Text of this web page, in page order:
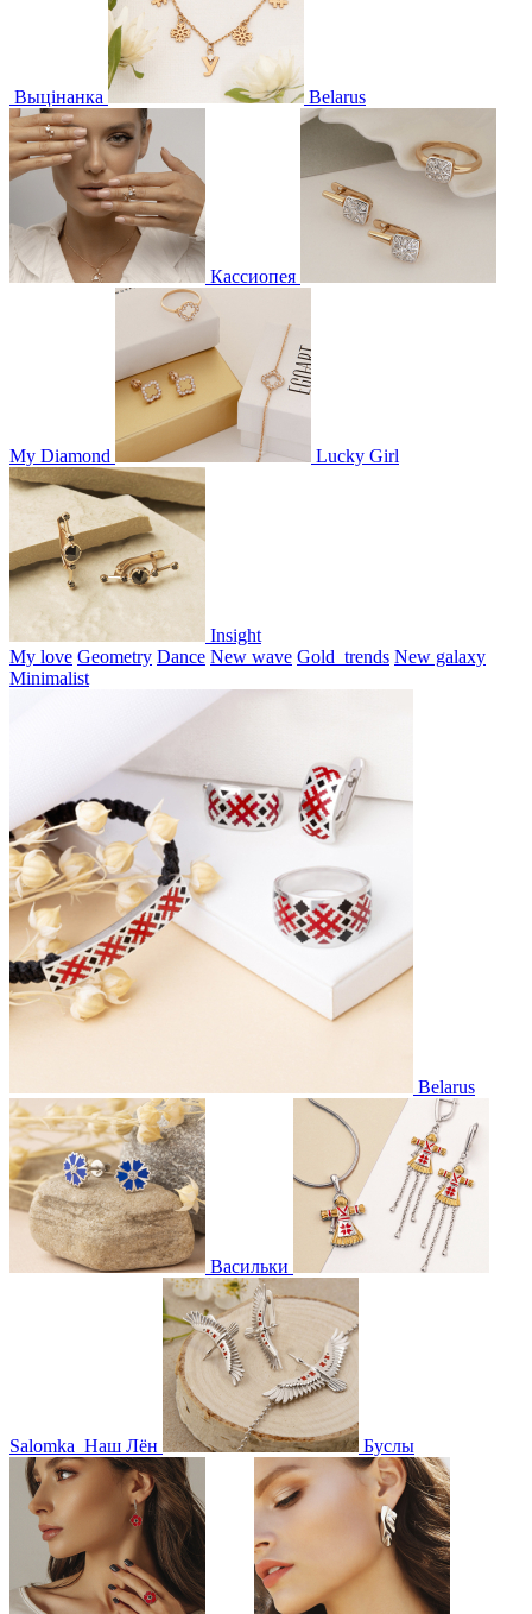
Выцінанка Belarus
Кассиопея
My Diamond Lucky Girl
Insight
My love Geometry Dance New wave Gold_trends New galaxy
Minimalist
Belarus
Васильки
Salomka Наш Лён Буслы